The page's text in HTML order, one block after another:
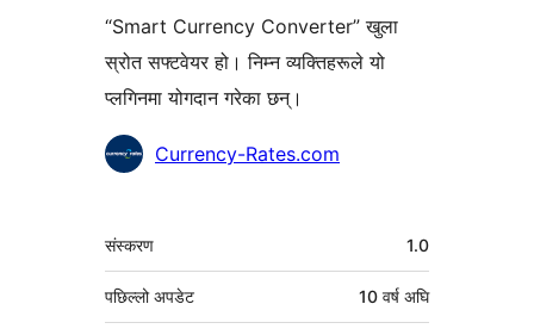
“Smart Currency Converter” खुला
स्रोत सफ्टवेयर हो। निम्न व्यक्तिहरूले यो
प्लगिनमा योगदान गरेका छन्।
योगदानकर्ताहरूCurrency-Rates.com
मेटा
संस्करण 1.0
पछिल्लो अपडेट 10 वर्ष अघि